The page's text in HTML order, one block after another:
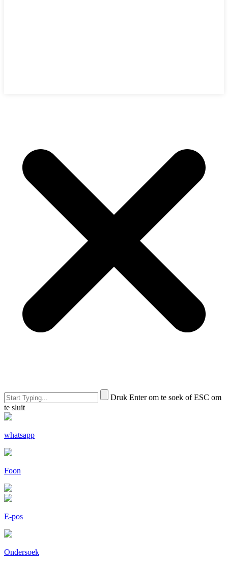
Druk Enter om te soek of ESC om
te sluit
whatsapp
Foon
E-pos
Ondersoek